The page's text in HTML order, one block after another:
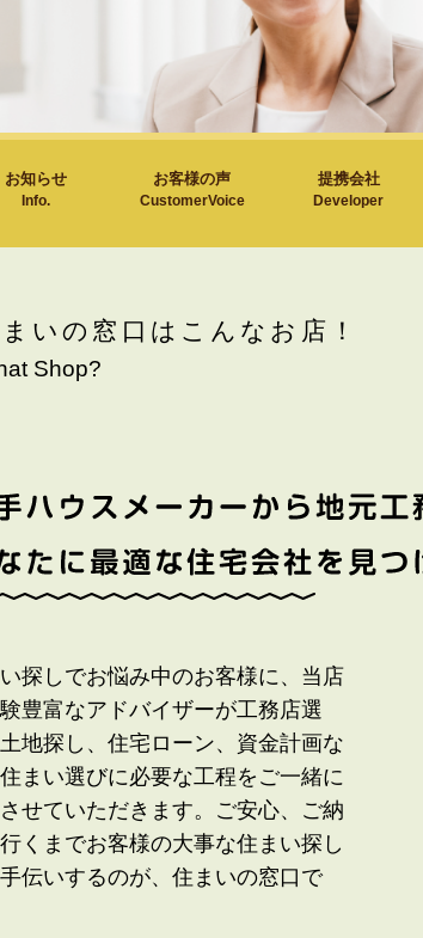
お知らせ
Info.
お客様の声
CustomerVoice
提携会社
Developer
いの窓口はこんなお店！
Shop?
探しでお悩み中のお客様に、当店
豊富なアドバイザーが工務店選
地探し、住宅ローン、資金計画な
まい選びに必要な工程をご一緒に
せていただきます。ご安心、ご納
くまでお客様の大事な住まい探し
伝いするのが、住まいの窓口で